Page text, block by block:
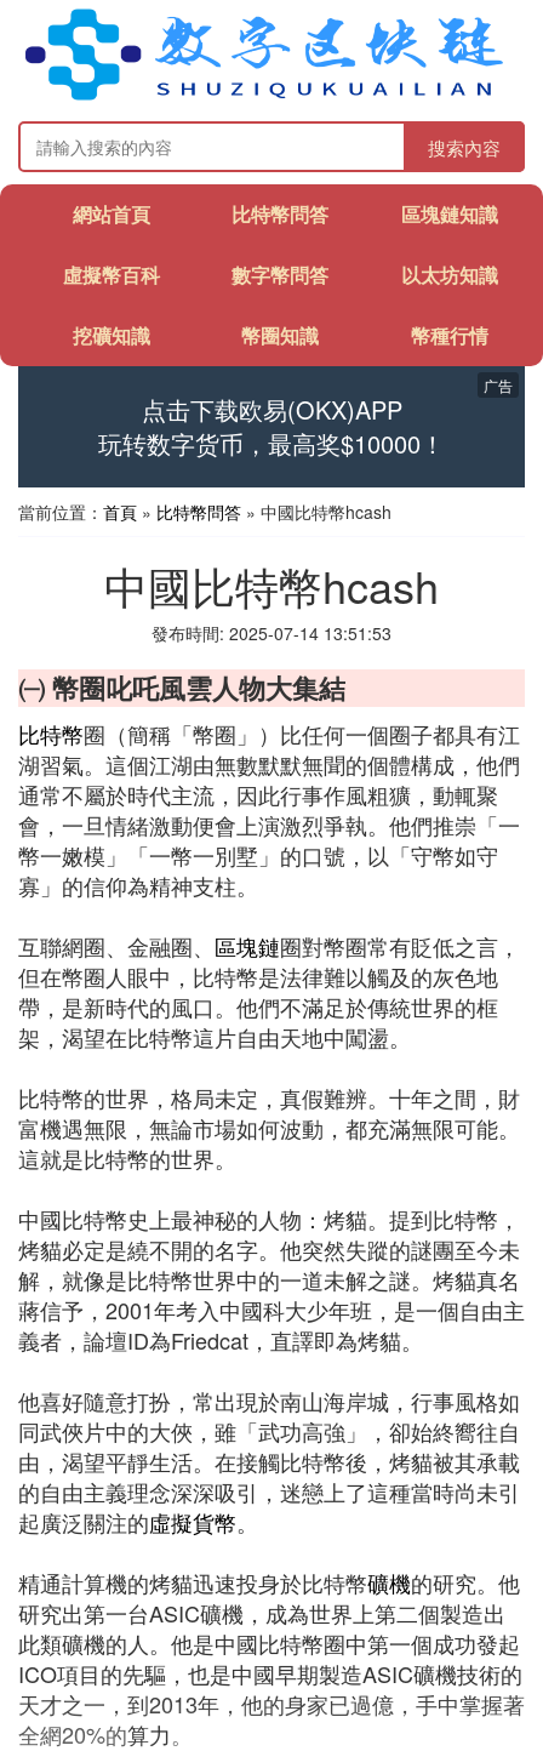
搜索內容
網站首頁 比特幣問答 區塊鏈知識
虛擬幣百科 數字幣問答 以太坊知識
挖礦知識 幣圈知識 幣種行情
点击下载欧易(OKX)APP
玩转数字货币，最高奖$10000！
广告
當前位置： 首頁 » 比特幣問答 » 中國比特幣hcash
中國比特幣hcash
發布時間: 2025-07-14 13:51:53
㈠ 幣圈叱吒風雲人物大集結
比特幣圈（簡稱「幣圈」）比任何一個圈子都具有江
湖習氣。這個江湖由無數默默無聞的個體構成，他們
通常不屬於時代主流，因此行事作風粗獷，動輒聚
會，一旦情緒激動便會上演激烈爭執。他們推崇「一
幣一嫩模」「一幣一別墅」的口號，以「守幣如守
寡」的信仰為精神支柱。
互聯網圈、金融圈、 區塊鏈圈對幣圈常有貶低之言，
但在幣圈人眼中，比特幣是法律難以觸及的灰色地
帶，是新時代的風口。他們不滿足於傳統世界的框
架，渴望在比特幣這片自由天地中闖盪。
比特幣的世界，格局未定，真假難辨。十年之間，財
富機遇無限，無論市場如何波動，都充滿無限可能。
這就是比特幣的世界。
中國比特幣史上最神秘的人物：烤貓。提到比特幣，
烤貓必定是繞不開的名字。他突然失蹤的謎團至今未
解，就像是比特幣世界中的一道未解之謎。烤貓真名
蔣信予，2001年考入中國科大少年班，是一個自由主
義者，論壇ID為Friedcat，直譯即為烤貓。
他喜好隨意打扮，常出現於南山海岸城，行事風格如
同武俠片中的大俠，雖「武功高強」，卻始終嚮往自
由，渴望平靜生活。在接觸比特幣後，烤貓被其承載
的自由主義理念深深吸引，迷戀上了這種當時尚未引
起廣泛關注的虛擬貨幣。
精通計算機的烤貓迅速投身於比特幣礦機的研究。他
研究出第一台ASIC礦機，成為世界上第二個製造出
此類礦機的人。他是中國比特幣圈中第一個成功發起
ICO項目的先驅，也是中國早期製造ASIC礦機技術的
天才之一，到2013年，他的身家已過億，手中掌握著
全網20%的算力。